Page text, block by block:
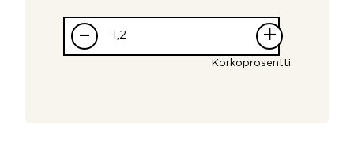
– +
Korkoprosentti